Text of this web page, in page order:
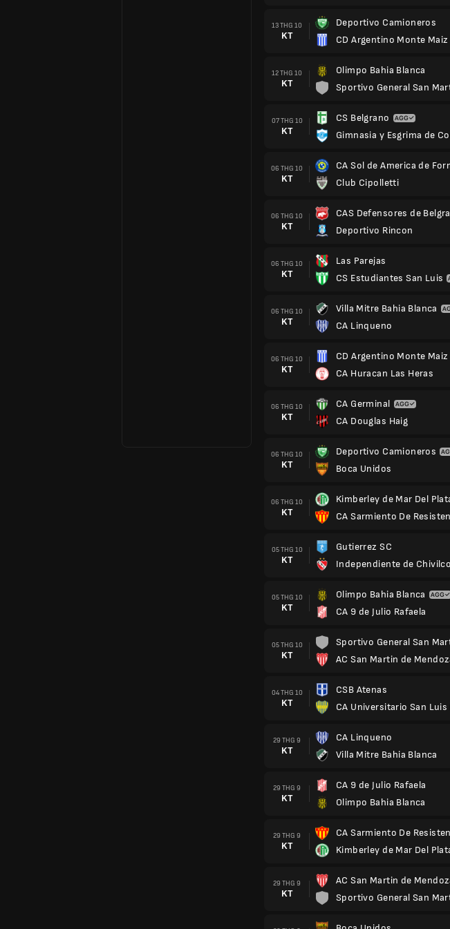
13 THG 10
KT
Deportivo Camioneros
CD Argentino Monte Maiz
12 THG 10
KT
Olimpo Bahia Blanca
Sportivo General San
07 THG 10
KT
CS Belgrano
06 THG 10
KT
CA Sol de America de
Club Cipolletti
06 THG 10
KT
CAS Defensores de
Deportivo Rincon
06 THG 10
KT
Las Parejas
CS Estudiantes San Luis
06 THG 10
KT
Villa Mitre Bahia Blanca
CA Linqueno
06 THG 10
KT
CD Argentino Monte Maiz
CA Huracan Las Heras
06 THG 10
KT
CA Germinal
CA Douglas Haig
06 THG 10
KT
Deportivo Camioneros
Boca Unidos
06 THG 10
KT
Kimberley de Mar Del
CA Sarmiento De
05 THG 10
KT
Gutierrez SC
Independiente de
05 THG 10
KT
Olimpo Bahia Blanca
CA 9 de Julio Rafaela
05 THG 10
KT
Sportivo General San
AC San Martin de
04 THG 10
KT
CSB Atenas
CA Universitario San Luis
29 THG 9
KT
CA Linqueno
Villa Mitre Bahia Blanca
29 THG 9
KT
CA 9 de Julio Rafaela
Olimpo Bahia Blanca
29 THG 9
KT
CA Sarmiento De
Kimberley de Mar Del
29 THG 9
KT
AC San Martin de
Sportivo General San